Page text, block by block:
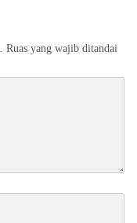
Ruas yang wajib ditandai